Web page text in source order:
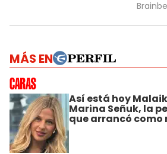
MÁS EN
Así está hoy
Marina Señuk, la
que arrancó como